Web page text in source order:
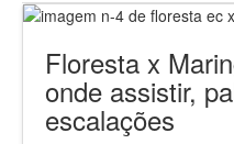
Floresta x
onde assistir,
escalações